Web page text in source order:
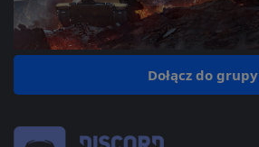
Dołącz do grupy